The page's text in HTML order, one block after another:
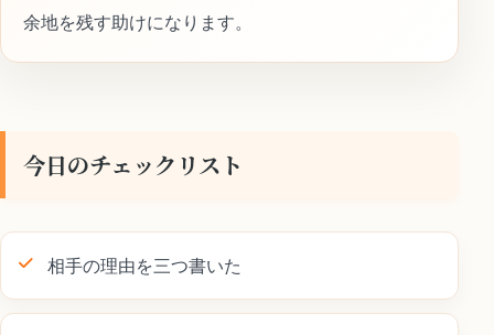
余地を残す助けになります。
今日のチェックリスト
相手の理由を三つ書いた